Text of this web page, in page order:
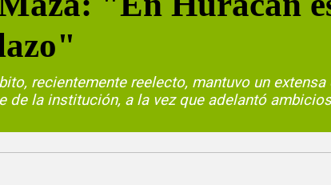
recientemente reelecto, mantuvo un
de la institución, a la vez que adelantó